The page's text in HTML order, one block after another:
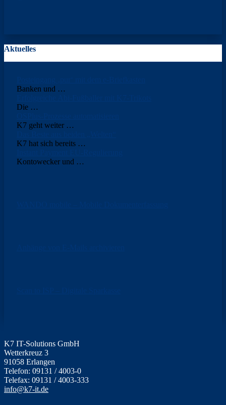
Aktuelles
Banken und …
Die …
K7 geht weiter …
K7 hat sich bereits …
Kontowecker und …
K7 IT-Solutions GmbH
Wetterkreuz 3
91058 Erlangen
Telefon: 09131 / 4003-0
Telefax: 09131 / 4003-333
info@k7-it.de